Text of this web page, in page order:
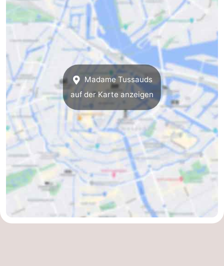
für
Touristen
Medizin
Adressen
Wetter
Kontakt
Madame Tussauds
auf der Karte anzeigen